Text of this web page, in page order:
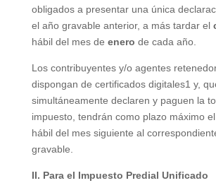
obligados a presentar una única
el año gravable anterior, a más tardar el
hábil del mes de enero de cada año.
Los contribuyentes y/o agentes
dispongan de certificados digitales1 y,
simultáneamente declaren y paguen la
impuesto, tendrán como plazo máximo
hábil del mes siguiente al
gravable.
II. Para el Impuesto Predial Unificado